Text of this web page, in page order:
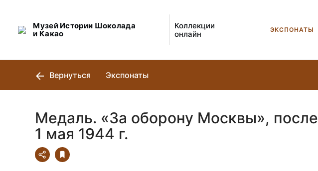
Музей Истории Шоколада
и Какао
Коллекции
онлайн
ЭКСПОНАТЫ
Вернуться Экспонаты
Медаль. «За оборону Москвы», после
1 мая 1944 г.